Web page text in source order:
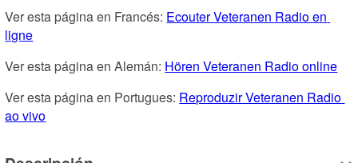
Ver esta página en Francés: Ecouter Veteranen Radio en
ligne
Ver esta página en Alemán: Hören Veteranen Radio online
Ver esta página en Portugues: Reproduzir Veteranen Radio
ao vivo